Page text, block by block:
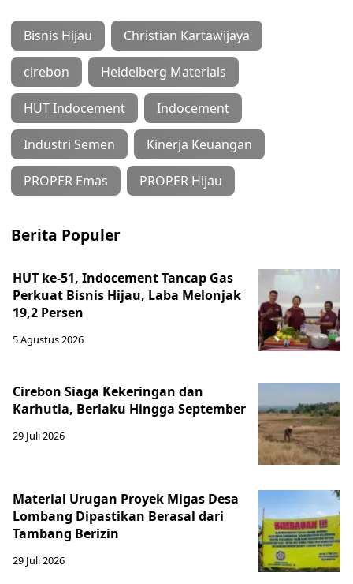
Bisnis Hijau Christian Kartawijaya
cirebon Heidelberg Materials
HUT Indocement Indocement
Industri Semen Kinerja Keuangan
PROPER Emas PROPER Hijau
Berita Populer
HUT ke-51, Indocement Tancap Gas
Perkuat Bisnis Hijau, Laba Melonjak
19,2 Persen
5 Agustus 2026
Cirebon Siaga Kekeringan dan
Karhutla, Berlaku Hingga September
29 Juli 2026
Material Urugan Proyek Migas Desa
Lombang Dipastikan Berasal dari
Tambang Berizin
29 Juli 2026